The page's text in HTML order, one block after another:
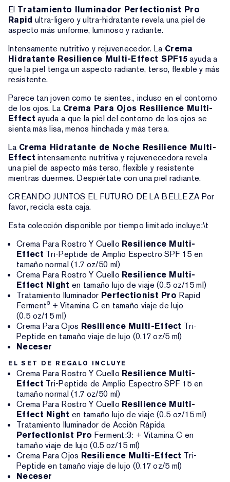
El Tratamiento Iluminador Perfectionist Pro
Rapid ultra-ligero y ultra-hidratante revela una piel de
aspecto más uniforme, luminoso y radiante.
Intensamente nutritivo y rejuvenecedor. La Crema
Hidratante Resilience Multi-Effect SPF15ayuda a
que la piel tenga un aspecto radiante, terso, flexible y más
resistente.
Parece tan joven como te sientes., incluso en el contorno
de los ojos. La Crema Para Ojos Resilience Multi-
Effect ayuda a que la piel del contorno de los ojos se
sienta más lisa, menos hinchada y más tersa.
La Crema Hidratante de Noche Resilience Multi-
Effect intensamente nutritiva y rejuvenecedora revela
una piel de aspecto más terso, flexible y resistente
mientras duermes. Despiértate con una piel radiante.
CREANDO JUNTOS EL FUTURO DE LA BELLEZA Por
favor, recicla esta caja.
Esta colección disponible por tiempo limitado incluye:\t
Crema Para Rostro Y Cuello Resilience Multi-
Effect Tri-Peptide de Amplio Espectro SPF 15 en
tamaño normal (1.7 oz/50 ml)
Crema Para Rostro Y Cuello Resilience Multi-
Effect Night en tamaño lujo de viaje (0.5 oz/15 ml)
Tratamiento Iluminador Perfectionist Pro Rapid
Ferment³ + Vitamina C en tamaño viaje de lujo
(0.5 oz/15 ml)
Crema Para Ojos Resilience Multi-Effect Tri-
Peptide en tamaño viaje de lujo (0.17 oz/5 ml)
Neceser
EL SET DE REGALO INCLUYE
Crema Para Rostro Y Cuello Resilience Multi-
Effect Tri-Peptide de Amplio Espectro SPF 15 en
tamaño normal (1.7 oz/50 ml)
Crema Para Rostro Y Cuello Resilience Multi-
Effect Night en tamaño lujo de viaje (0.5 oz/15 ml)
Tratamiento Iluminador de Acción Rápida
Perfectionist Pro Ferment:3: + Vitamina C en
tamaño viaje de lujo (0.5 oz/15 ml)
Crema Para Ojos Resilience Multi-Effect Tri-
Peptide en tamaño viaje de lujo (0.17 oz/5 ml)
Neceser